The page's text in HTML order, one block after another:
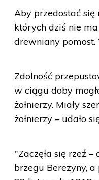
Aby przedostać
których dziś nie
drewniany
Zdolność
w ciągu doby
żołnierzy. Miały
żołnierzy – udało
"Zaczęła się rzeź
brzegu Berezyny,